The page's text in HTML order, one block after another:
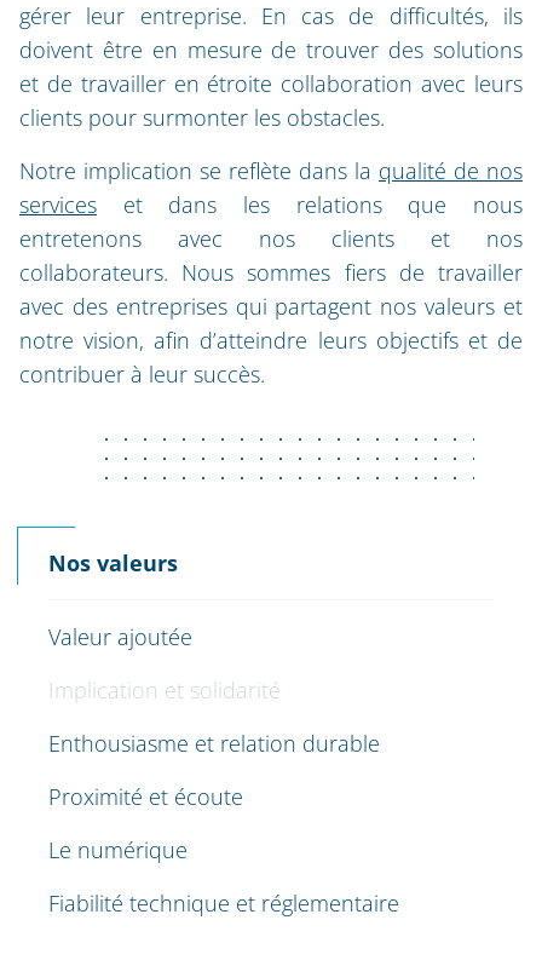
gérer leur entreprise. En cas de difficultés, ils
doivent être en mesure de trouver des solutions
et de travailler en étroite collaboration avec leurs
clients pour surmonter les obstacles.
Notre implication se reflète dans la qualité de nos
services et dans les relations que nous
entretenons avec nos clients et nos
collaborateurs. Nous sommes fiers de travailler
avec des entreprises qui partagent nos valeurs et
notre vision, afin d’atteindre leurs objectifs et de
contribuer à leur succès.
Nos valeurs
Valeur ajoutée
Implication et solidarité
Enthousiasme et relation durable
Proximité et écoute
Le numérique
Fiabilité technique et réglementaire